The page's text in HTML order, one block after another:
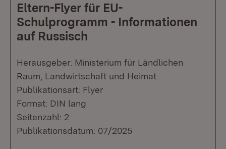
Eltern-Flyer für EU-
Schulprogramm - Informationen
auf Russisch
Herausgeber: Ministerium für Ländlichen
Raum, Landwirtschaft und Heimat
Publikationsart: Flyer
Format: DIN lang
Seitenzahl: 2
Publikationsdatum: 07/2025